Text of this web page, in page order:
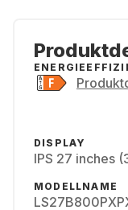
DISPLAY
IPS 27 inches
MODELLNAME